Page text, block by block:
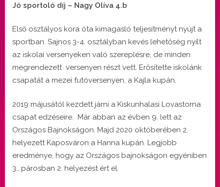
Jó sportoló díj – Nagy Olíva 4.b
Első osztályos kora óta kimagasló teljesítményt nyújt a
sportban. Sajnos 3-4. osztályban kevés lehetőség nyílt
az iskolai versenyeken való szereplésre, de minden
megrendezett versenyen részt vett. Erősítette iskolánk
csapatát a mezei futóversenyen, a Kajla kupán.
2019 májusától kezdett járni a Kiskunhalasi Lovastorna
csapat edzéseire. Már abban az évben 9. lett az
Országos Bajnokságon. Majd 2020 októberében 2.
helyezett Kaposváron a Hanna kupán. Legjobb
eredménye, hogy az Országos bajnokságon egyéniben
3., párosban 2. helyezést ért el.